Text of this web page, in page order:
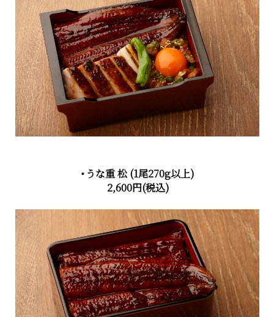
・うな重 松 (1尾270g以上)
2,600円(税込)